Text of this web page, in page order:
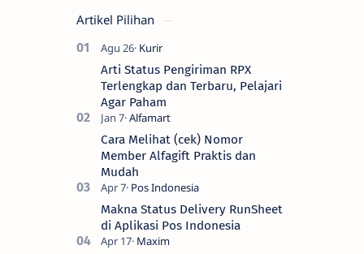
Artikel Pilihan
Arti Status Pengiriman RPX
Terlengkap dan Terbaru, Pelajari
Agar Paham
Cara Melihat (cek) Nomor
Member Alfagift Praktis dan
Mudah
Makna Status Delivery RunSheet
di Aplikasi Pos Indonesia